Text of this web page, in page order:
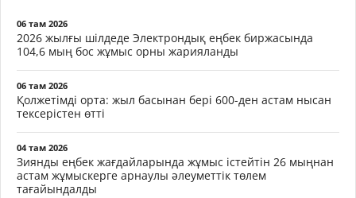
06 там 2026
2026 жылғы шілдеде Электрондық еңбек биржасында
104,6 мың бос жұмыс орны жарияланды
06 там 2026
Қолжетімді орта: жыл басынан бері 600-ден астам нысан
тексерістен өтті
04 там 2026
Зиянды еңбек жағдайларында жұмыс істейтін 26 мыңнан
астам жұмыскерге арнаулы әлеуметтік төлем
тағайындалды